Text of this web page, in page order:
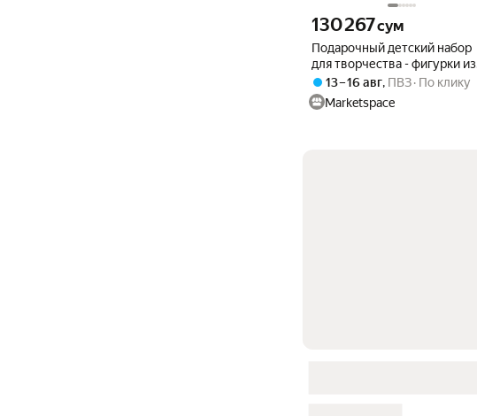
Подарочный детский набор
для творчества - фигурки из
гипса
Цена 130267 сум вместо
130 267сум
13 – 16 авг, ПВЗ По клику
Marketspace